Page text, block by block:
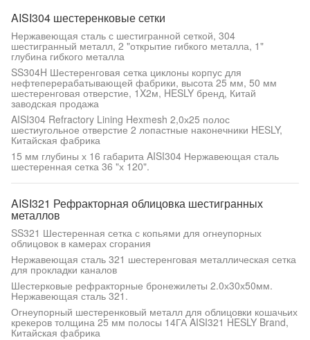
AISI304 шестеренковые сетки
Нержавеющая сталь с шестигранной сеткой, 304
шестигранный металл, 2 "открытие гибкого металла, 1"
глубина гибкого металла
SS304H Шестеренговая сетка циклоны корпус для
нефтеперерабатывающей фабрики, высота 25 мм, 50 мм
шестеренговая отверстие, 1X2м, HESLY бренд, Китай
заводская продажа
AISI304 Refractory Lining Hexmesh 2,0х25 полос
шестиугольное отверстие 2 лопастные наконечники HESLY,
Китайская фабрика
15 мм глубины х 16 габарита AISI304 Нержавеющая сталь
шестеренная сетка 36 "х 120".
AISI321 Рефракторная облицовка шестигранных
металлов
SS321 Шестеренная сетка с копьями для огнеупорных
облицовок в камерах сгорания
Нержавеющая сталь 321 шестеренговая металлическая сетка
для прокладки каналов
Шестерковые рефракторные бронежилеты 2.0х30х50мм.
Нержавеющая сталь 321.
Огнеупорный шестеренковый металл для облицовки кошачьих
крекеров толщина 25 мм полосы 14ГА AISI321 HESLY Brand,
Китайская фабрика